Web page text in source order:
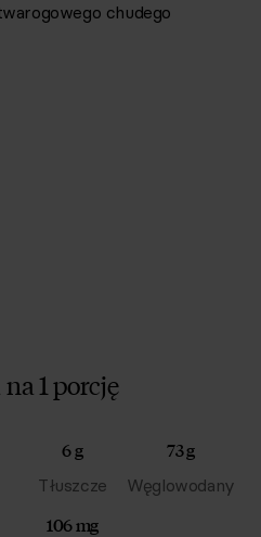
chudego
1 porcję
6 g
Tłuszcze
73 g
Węglowodany
106 mg